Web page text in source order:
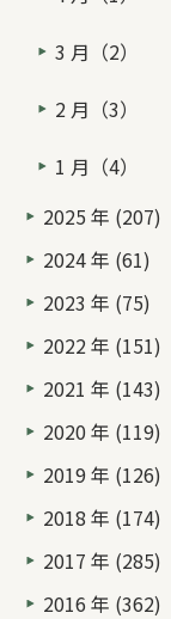
3 月（2）
2 月（3）
1 月（4）
2025 年 (207)
2024 年 (61)
2023 年 (75)
2022 年 (151)
2021 年 (143)
2020 年 (119)
2019 年 (126)
2018 年 (174)
2017 年 (285)
2016 年 (362)